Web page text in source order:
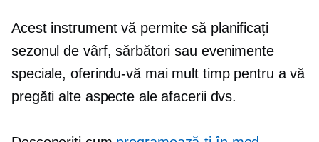
Acest instrument vă permite să planificați
sezonul de vârf, sărbători sau evenimente
speciale, oferindu-vă mai mult timp pentru a vă
pregăti alte aspecte ale afacerii dvs.